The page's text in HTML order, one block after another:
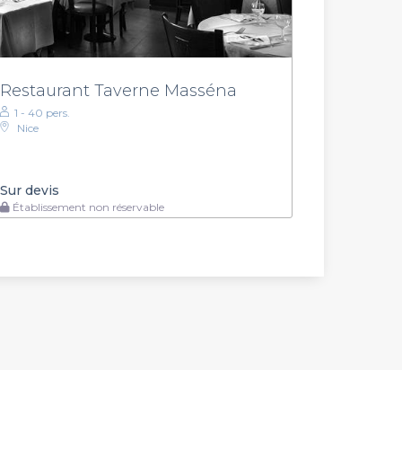
Restaurant Taverne Masséna
1 - 40 pers.
Nice
Sur devis
Établissement non réservable